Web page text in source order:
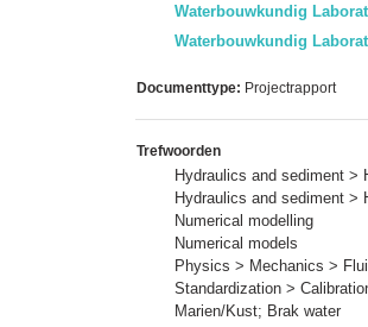
Waterbouwkundig
Waterbouwkundig
Documenttype: Projectrapport
Trefwoorden
Hydraulics and sediment >
Hydraulics and sediment >
Numerical modelling
Numerical models
Physics > Mechanics >
Standardization >
Marien/Kust; Brak water